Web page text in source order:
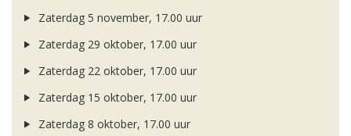
Zaterdag 5 november, 17.00 uur
Zaterdag 29 oktober, 17.00 uur
Zaterdag 22 oktober, 17.00 uur
Zaterdag 15 oktober, 17.00 uur
Zaterdag 8 oktober, 17.00 uur